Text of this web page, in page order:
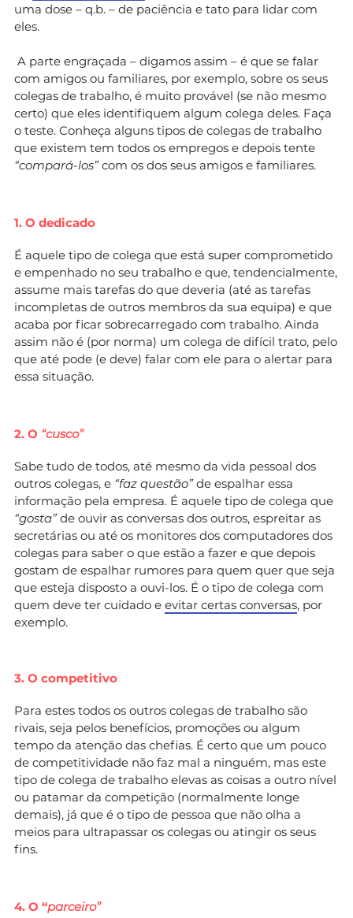
uma dose – q.b. – de paciência e tato para lidar com
eles.
A parte engraçada – digamos assim – é que se falar
com amigos ou familiares, por exemplo, sobre os seus
colegas de trabalho, é muito provável (se não mesmo
certo) que eles identifiquem algum colega deles. Faça
o teste. Conheça alguns tipos de colegas de trabalho
que existem tem todos os empregos e depois tente
“compará-los”com os dos seus amigos e familiares.
1. O dedicado
É aquele tipo de colega que está super comprometido
e empenhado no seu trabalho e que, tendencialmente,
assume mais tarefas do que deveria (até as tarefas
incompletas de outros membros da sua equipa) e que
acaba por ficar sobrecarregado com trabalho. Ainda
assim não é (por norma) um colega de difícil trato, pelo
que até pode (e deve) falar com ele para o alertar para
essa situação.
2. O “cusco”
Sabe tudo de todos, até mesmo da vida pessoal dos
outros colegas, e “faz questão”de espalhar essa
informação pela empresa. É aquele tipo de colega que
“gosta”de ouvir as conversas dos outros, espreitar as
secretárias ou até os monitores dos computadores dos
colegas para saber o que estão a fazer e que depois
gostam de espalhar rumores para quem quer que seja
que esteja disposto a ouvi-los. É o tipo de colega com
quem deve ter cuidado e evitar certas conversas, por
exemplo.
3. O competitivo
Para estes todos os outros colegas de trabalho são
rivais, seja pelos benefícios, promoções ou algum
tempo da atenção das chefias. É certo que um pouco
de competitividade não faz mal a ninguém, mas este
tipo de colega de trabalho elevas as coisas a outro nível
ou patamar da competição (normalmente longe
demais), já que é o tipo de pessoa que não olha a
meios para ultrapassar os colegas ou atingir os seus
fins.
4. O “parceiro”